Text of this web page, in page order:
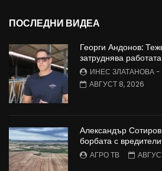
ПОСЛЕДНИ ВИДЕА
Георги Андонов:
затруднява
ИНЕС ЗЛАТАНОВА
АВГУСТ 8, 2026
Александър
борбата с
АГРО ТВ